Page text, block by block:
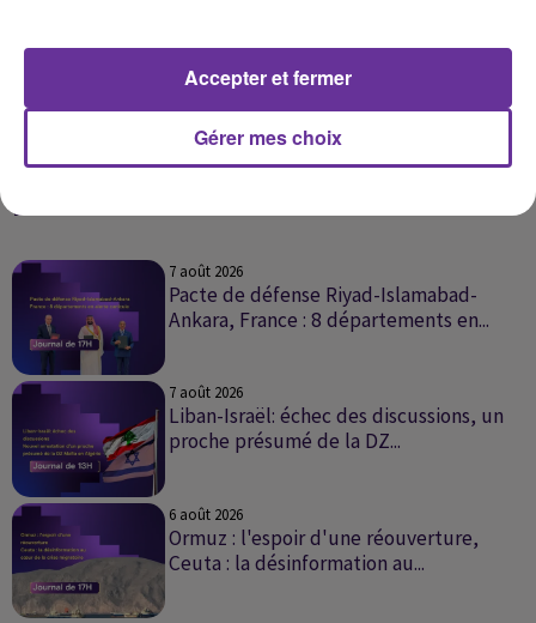
À travers eux, la France a parlé à l’Église universelle. Et dans
l’écho de leurs voix résonne encore aujourd’hui un fragment de
l’âme chrétienne de l’Europe.
DERNIERS ÉPISODES DE PODCAST
7 août 2026
Pacte de défense Riyad-Islamabad-
Ankara, France : 8 départements en...
7 août 2026
Liban-Israël: échec des discussions, un
proche présumé de la DZ...
6 août 2026
Ormuz : l'espoir d'une réouverture,
Ceuta : la désinformation au...
Gérer mes choix
Accepter et fermer